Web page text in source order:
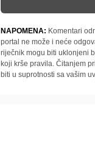
NAPOMENA: Komentari
portal ne može i neće
riječnik mogu biti uklonjeni
koji krše pravila. Čitanjem
biti u suprotnosti sa vašim